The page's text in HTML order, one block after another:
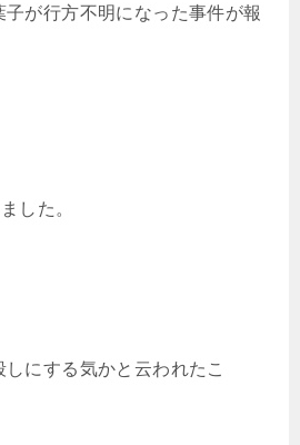
が行方不明になった事件が報
した。
にする気かと云われたこ